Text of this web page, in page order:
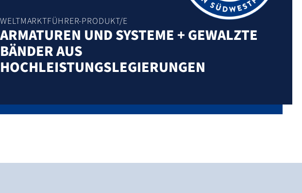
WELTMARKTFÜHRER-PRODUKT/E
ARMATUREN UND SYSTEME + GEWALZTE
BÄNDER AUS
HOCHLEISTUNGSLEGIERUNGEN